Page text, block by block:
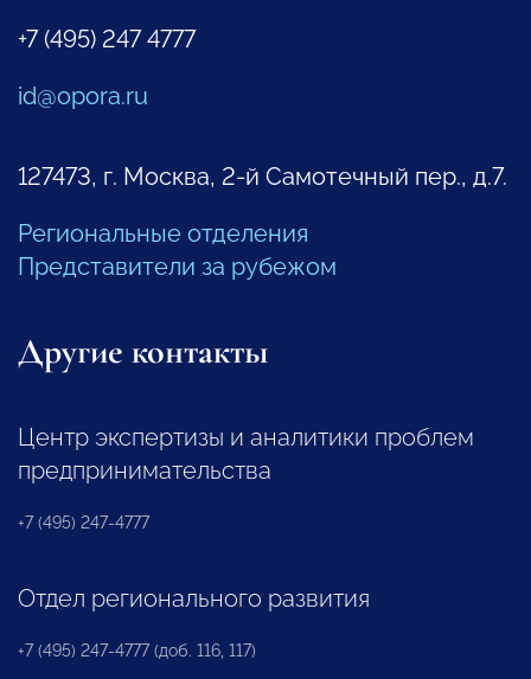
+7 (495) 247 4777
id@opora.ru
127473, г. Москва, 2-й Самотечный пер., д.7.
Региональные отделения
Представители за рубежом
Другие контакты
Центр экспертизы и аналитики проблем
предпринимательства
+7 (495) 247-4777
Отдел регионального развития
+7 (495) 247-4777 (доб. 116, 117)